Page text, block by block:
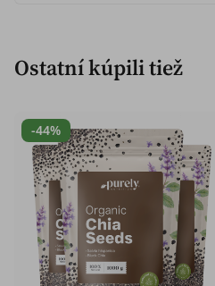
Ostatní kúpili tiež
-44%